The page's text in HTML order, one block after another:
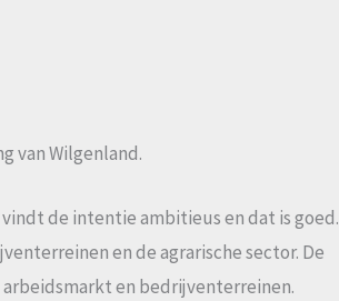
van Wilgenland.
de intentie ambitieus en dat is goed.
en de agrarische sector. De
en bedrijventerreinen.